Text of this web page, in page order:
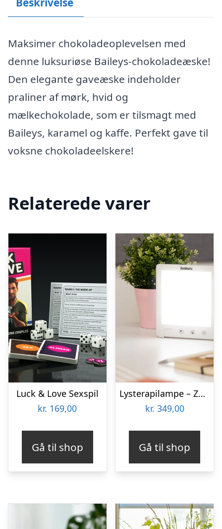
Maksimer chokoladeoplevelsen med
denne luksuriøse Baileys-chokoladeæske!
Den elegante gaveæske indeholder
praliner af mørk, hvid og
mælkechokolade, som er tilsmagt med
Baileys, karamel og kaffe. Perfekt gave til
voksne chokoladeelskere!
Relaterede varer
Luck & Love Sexspil
kr. 169,00
Gå til shop
Lysterapilampe – Zenkuru
kr. 349,00
Gå til shop